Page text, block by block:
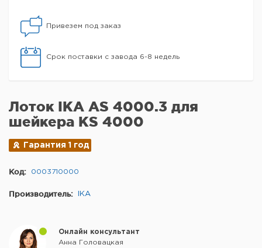
Привезем под заказ
Срок поставки с завода 6-8 недель
Лоток IKA AS 4000.3 для
шейкера KS 4000
Гарантия 1 год
Код: 0003710000
Производитель: IKA
Онлайн консультант
Анна Головацкая